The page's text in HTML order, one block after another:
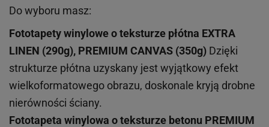
Do wyboru masz:
Fototapety winylowe oteksturze płótna EXTRA
LINEN (290g), PREMIUM CANVAS (350g) Dzięki
strukturze płótna uzyskany jest wyjątkowy efekt
wielkoformatowego obrazu, doskonale kryją drobne
nierówności ściany.
Fototapeta winylowa oteksturze betonu PREMIUM